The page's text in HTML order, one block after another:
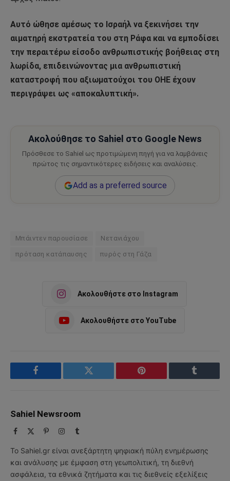
Αυτό ώθησε αμέσως το Ισραήλ να ξεκινήσει την
αιματηρή εκστρατεία του στη Ράφα και να εμποδίσει
την περαιτέρω είσοδο ανθρωπιστικής βοήθειας στη
λωρίδα, επιδεινώνοντας μια ανθρωπιστική
καταστροφή που αξιωματούχοι του ΟΗΕ έχουν
περιγράψει ως «αποκαλυπτική».
Ακολούθησε το Sahiel στο Google News
Πρόσθεσε το Sahiel ως προτιμώμενη πηγή για να λαμβάνεις
πρώτος τις σημαντικότερες ειδήσεις και αναλύσεις.
Add as a preferred source
Μπάιντεν παρουσίασε Νετανιάχου
πρόταση κατάπαυσης πυρός στη Γάζα
Ακολουθήστε στο Instagram
Ακολουθήστε στο YouTube
Facebook Twitter Pinterest Tumblr
Sahiel Newsroom
Facebook PinterestInstagram
Tumblr
Το Sahiel.gr είναι ανεξάρτητη ψηφιακή πύλη ενημέρωσης
και ανάλυσης με έμφαση στη γεωπολιτική, τη διεθνή
ασφάλεια, τα εθνικά ζητήματα και τις διεθνείς εξελίξεις